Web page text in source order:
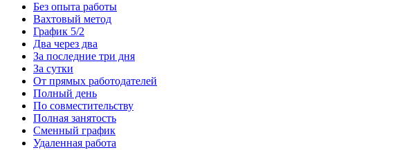
Без опыта работы
Вахтовый метод
График 5/2
Два через два
За последние три дня
За сутки
От прямых работодателей
Полный день
По совместительству
Полная занятость
Сменный график
Удаленная работа